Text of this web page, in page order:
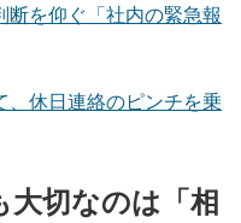
を仰ぐ「社内の緊急報
、休日連絡のピンチを乗
大切なのは「相